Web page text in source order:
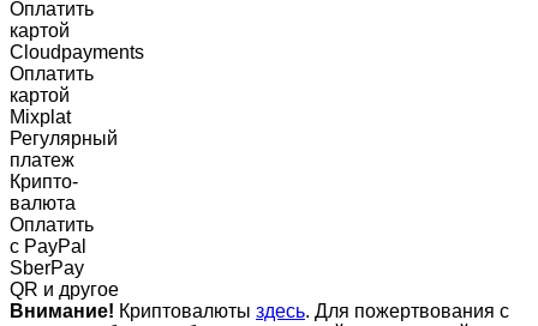
Оплатить
картой
Cloudpayments
Оплатить
картой
Mixplat
Регулярный
платеж
Крипто-
валюта
Оплатить
c PayPal
SberPay
QR и другое
Внимание! Криптовалюты здесь. Для пожертвования с